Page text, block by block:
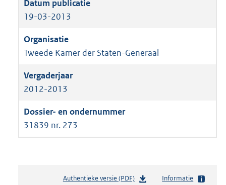
19-03-2013
Tweede Kamer der Staten-Generaal
2012-2013
31839 nr. 273
Authentieke versie (PDF)b
Informatie